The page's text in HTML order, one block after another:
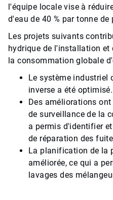
l'équipe locale vise à
d'eau de 40 % par tonne
Les projets suivants
hydrique de l'installation et
la consommation globale
Le système industriel
inverse a été optimisé.
Des améliorations
de surveillance de la
a permis d'identifier
de réparation des
La planification de la
améliorée, ce qui a
lavages des